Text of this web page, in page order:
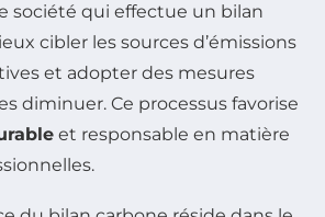
société qui effectue un bilan
cibler les sources d’émissions
et adopter des mesures
diminuer. Ce processus favorise
et responsable en matière